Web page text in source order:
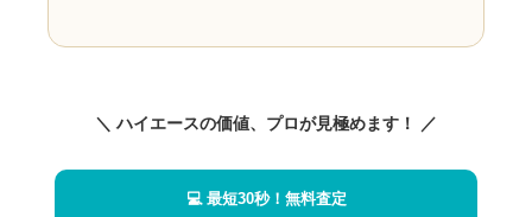
＼ ハイエースの価値、プロが見極めます！ ／
💻 最短30秒！無料査定